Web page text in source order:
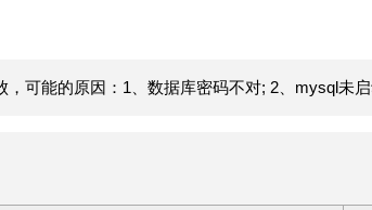
可能的原因：1、数据库密码不对; 2、mysql未启